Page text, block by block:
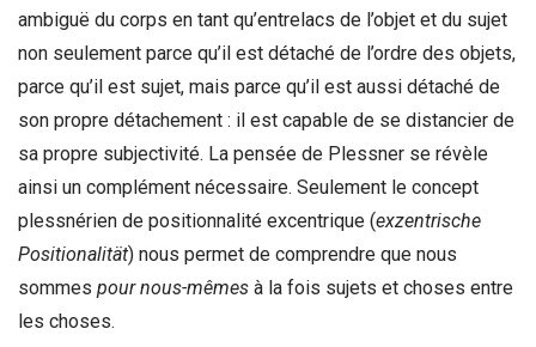
ambiguë du corps en tant qu’entrelacs de l’objet et du sujet
non seulement parce qu’il est détaché de l’ordre des objets,
parce qu’il est sujet, mais parce qu’il est aussi détaché de
son propre détachement : il est capable de se distancier de
sa propre subjectivité. La pensée de Plessner se révèle
ainsi un complément nécessaire. Seulement le concept
plessnérien de positionnalité excentrique (exzentrische
Positionalität) nous permet de comprendre que nous
sommes pour nous-mêmes à la fois sujets et choses entre
les choses.